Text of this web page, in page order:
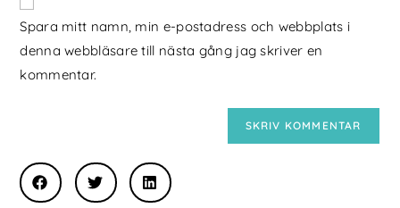
Spara mitt namn, min e-postadress och webbplats i
denna webbläsare till nästa gång jag skriver en
kommentar.